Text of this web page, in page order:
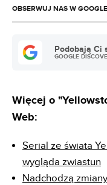
OBSERWUJ NAS W
Podobają Ci
GOOGLE
Więcej o
Web:
Serial ze świata
wygląda zwiastun
Nadchodzą